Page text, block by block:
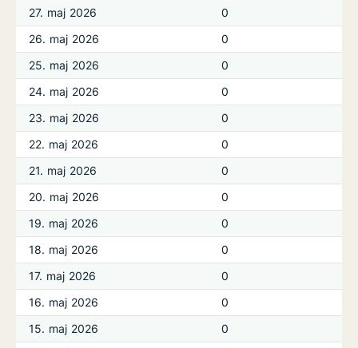
27. maj 2026
0
26. maj 2026
0
25. maj 2026
0
24. maj 2026
0
23. maj 2026
0
22. maj 2026
0
21. maj 2026
0
20. maj 2026
0
19. maj 2026
0
18. maj 2026
0
17. maj 2026
0
16. maj 2026
0
15. maj 2026
0